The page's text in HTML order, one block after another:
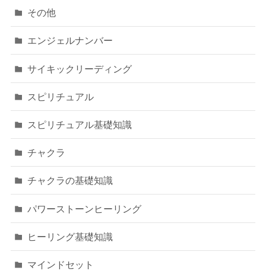
その他
エンジェルナンバー
サイキックリーディング
スピリチュアル
スピリチュアル基礎知識
チャクラ
チャクラの基礎知識
パワーストーンヒーリング
ヒーリング基礎知識
マインドセット